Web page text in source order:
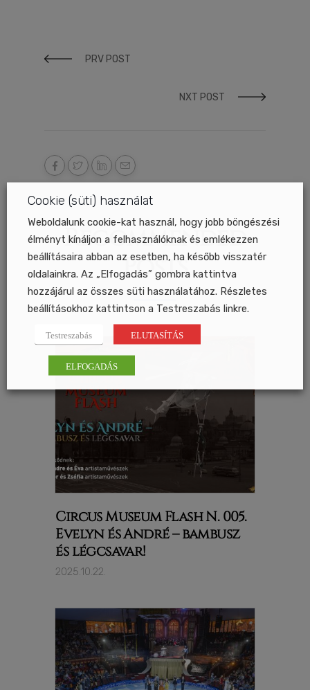
PRV POST
NXT POST
Recommended
Posts
Circus Museum Flash N. 005.
Evelyn és André – bambusz
és légcsavar!
2025.10.22.
Cookie (süti) használat
Weboldalunk cookie-kat használ, hogy jobb böngészési
élményt kínáljon a felhasználóknak és emlékezzen
beállításaira abban az esetben, ha később visszatér
oldalainkra. Az „Elfogadás” gombra kattintva
hozzájárul az összes süti használatához. Részletes
beállításokhoz kattintson a Testreszabás linkre.
Testreszabás ELUTASÍTÁS
ELFOGADÁS